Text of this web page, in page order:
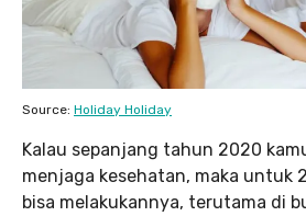
Source: Holiday Holiday
Kalau sepanjang tahun 2020
menjaga kesehatan, maka untuk
bisa melakukannya, terutama di